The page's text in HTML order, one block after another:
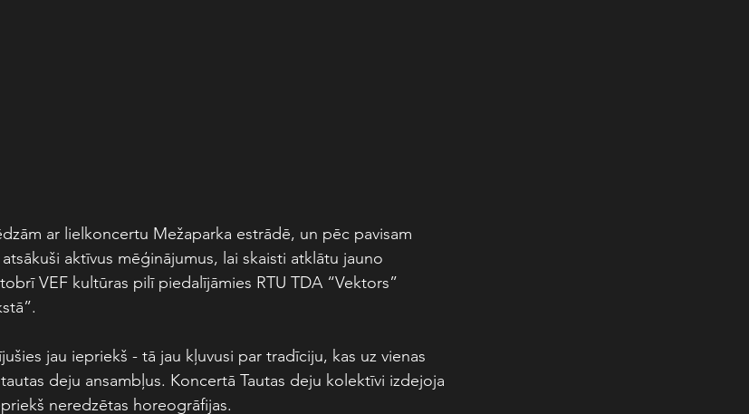
ar lielkoncertu Mežaparka estrādē, un pēc pavisam
aktīvus mēģinājumus, lai skaisti atklātu jauno
VEF kultūras pilī piedalījāmies RTU TDA “Vektors”
jau iepriekš - tā jau kļuvusi par tradīciju, kas uz vienas
deju ansambļus. Koncertā Tautas deju kolektīvi izdejoja
neredzētas horeogrāfijas.